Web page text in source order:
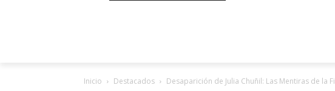
Inicio Destacados Desaparición de Julia Chuñil: Las Mentiras de la